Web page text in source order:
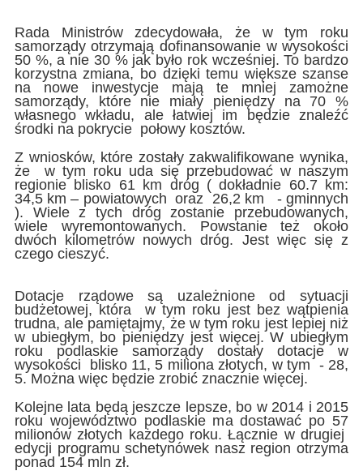
Rada Ministrów zdecydowała, że w tym roku
samorządy otrzymają dofinansowanie w wysokości
50 %, a nie 30 % jak było rok wcześniej. To bardzo
korzystna zmiana, bo dzięki temu większe szanse
na nowe inwestycje mają te mniej zamożne
samorządy, które nie miały pieniędzy na 70 %
własnego wkładu, ale łatwiej im będzie znaleźć
środki na pokrycie połowy kosztów.
Z wniosków, które zostały zakwalifikowane wynika,
że w tym roku uda się przebudować w naszym
regionie blisko 61 km dróg ( dokładnie 60.7 km:
34,5 km – powiatowych oraz 26,2 km - gminnych
). Wiele z tych dróg zostanie przebudowanych,
wiele wyremontowanych. Powstanie też około
dwóch kilometrów nowych dróg. Jest więc się z
czego cieszyć.
Dotacje rządowe są uzależnione od sytuacji
budżetowej, która w tym roku jest bez wątpienia
trudna, ale pamiętajmy, że w tym roku jest lepiej niż
w ubiegłym, bo pieniędzy jest więcej. W ubiegłym
roku podlaskie samorządy dostały dotacje w
wysokości blisko 11, 5 miliona złotych, w tym - 28,
5. Można więc będzie zrobić znacznie więcej.
Kolejne lata będą jeszcze lepsze, bo w 2014 i 2015
roku województwo podlaskie ma dostawać po 57
milionów złotych każdego roku. Łącznie w drugiej
edycji programu schetynówek nasz region otrzyma
ponad 154 mln zł.